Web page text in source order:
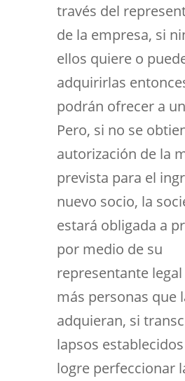
través del
de la empresa, si
ellos quiere o
adquirirlas
podrán ofrecer a
Pero, si no se
autorización de la
prevista para el
nuevo socio, la
estará obligada a
por medio de su
representante
más personas que
adquieran, si
lapsos
logre perfeccionar